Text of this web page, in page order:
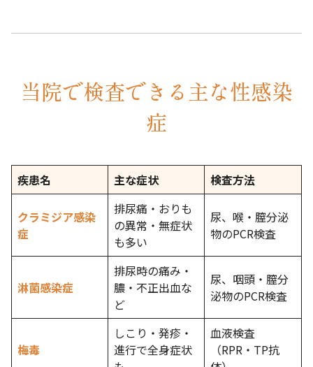
当院で検査できる主な性感染
症
疾患名 主な症状 検査方法
クラミジア感染
症
排尿痛・おりも
の異常・無症状
も多い
尿、喉・膣分泌
物のPCR検査
淋菌感染症
排尿時の痛み・
膿・不正出血な
ど
尿、咽頭・膣分
泌物のPCR検査
梅毒
しこり・発疹・
進行で全身症状
血液検査
（RPR・TP抗